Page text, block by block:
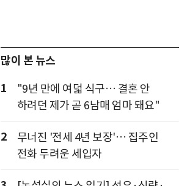
많이 본 뉴스
1
"9년 만에 여덟 식구… 결혼 안
하려던 제가 곧 6남매 엄마 돼요"
2
무너진 '전세 4년 보장'… 집주인
전화 두려운 세입자